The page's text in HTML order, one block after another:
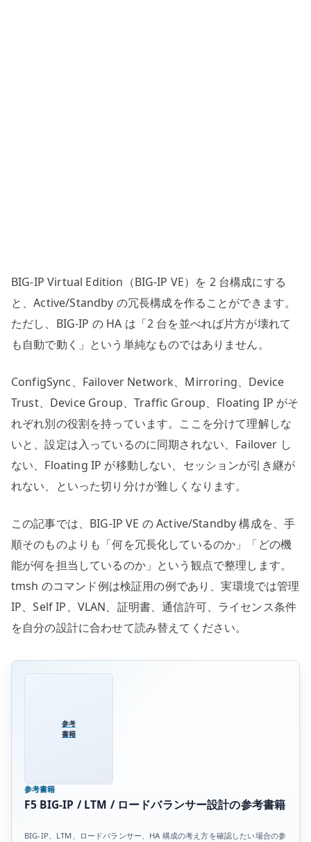
BIG-IP Virtual Edition（BIG-IP VE）を 2 台構成にする
と、Active/Standby の冗長構成を作ることができます。
ただし、BIG-IP の HA は「2 台を並べれば片方が壊れて
も自動で動く」という単純なものではありません。
ConfigSync、Failover Network、Mirroring、Device
Trust、Device Group、Traffic Group、Floating IP がそ
れぞれ別の役割を持っています。ここを分けて理解しな
いと、設定は入っているのに同期されない、Failover し
ない、Floating IP が移動しない、セッションが引き継が
れない、といった切り分けが難しくなります。
この記事では、BIG-IP VE の Active/Standby 構成を、手
順そのものよりも「何を冗長化しているのか」「どの機
能が何を担当しているのか」という観点で整理します。
tmsh のコマンド例は検証用の例であり、実環境では管理
IP、Self IP、VLAN、証明書、通信許可、ライセンス条件
を自分の設計に合わせて読み替えてください。
参考
書籍
参考書籍
F5 BIG-IP / LTM / ロードバランサー設計の参考書籍
BIG-IP、LTM、ロードバランサー、HA 構成の考え方を確認したい場合の参